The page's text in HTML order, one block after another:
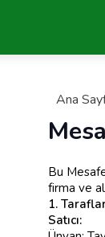
Ana
Bu
firma ve
1.
Satıcı: